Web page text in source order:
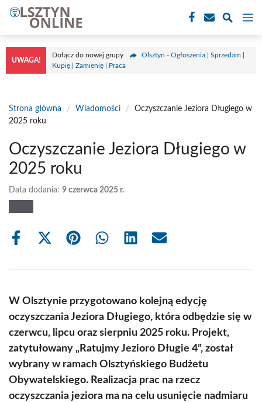
Przejdź
treści
UWAGA!
Dołącz do nowej grupy
Olsztyn - Ogłoszenia | Sprzedam |
Kupię | Zamienię | Praca
Strona główna / Wiadomości /
Oczyszczanie Jeziora Długiego w
2025 roku
Oczyszczanie Jeziora Długiego w
2025 roku
Data dodania: 9 czerwca 2025 r.
Share
Share
(Twitter)
Share Share Share Share
W Olsztynie przygotowano kolejną edycję
oczyszczania Jeziora Długiego, która odbędzie się w
czerwcu, lipcu oraz sierpniu 2025 roku. Projekt,
zatytułowany „Ratujmy Jezioro Długie 4”, został
wybrany w ramach Olsztyńskiego Budżetu
Obywatelskiego. Realizacja prac na rzecz
oczyszczania jeziora ma na celu usunięcie nadmiaru